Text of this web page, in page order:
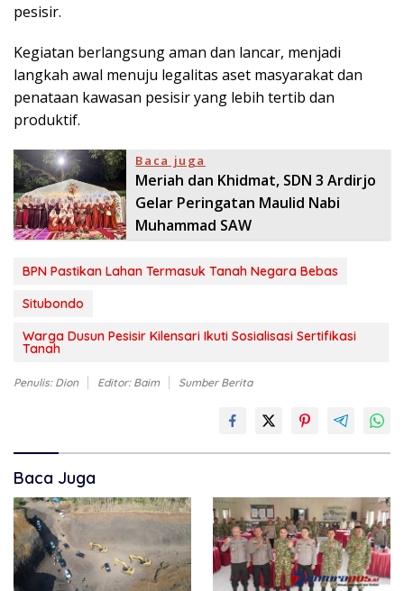
pesisir.
Kegiatan berlangsung aman dan lancar, menjadi
langkah awal menuju legalitas aset masyarakat dan
penataan kawasan pesisir yang lebih tertib dan
produktif.
Baca juga
Meriah dan Khidmat, SDN 3 Ardirjo
Gelar Peringatan Maulid Nabi
Muhammad SAW
BPN Pastikan Lahan Termasuk Tanah Negara Bebas
Situbondo
Warga Dusun Pesisir Kilensari Ikuti Sosialisasi Sertifikasi
Tanah
Penulis: Dion Editor: Baim Sumber Berita
Baca Juga